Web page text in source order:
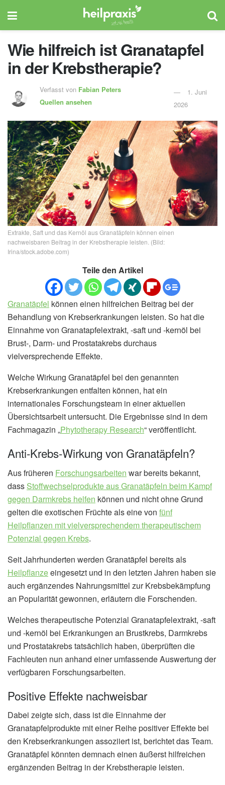
Wie hilfreich ist Granatapfel
in der Krebstherapie?
Verfasst von Fabian Peters
Quellen ansehen
1. Juni
2026
Extrakte, Saft und das Kernöl aus Granatäpfeln können einen
nachweisbaren Beitrag in der Krebstherapie leisten. (Bild:
Irina/stock.adobe.com)
Teile den Artikel
Granatäpfel können einen hilfreichen Beitrag bei der
Behandlung von Krebserkrankungen leisten. So hat die
Einnahme von Granatapfelextrakt, -saft und -kernöl bei
Brust-, Darm- und Prostatakrebs durchaus
vielversprechende Effekte.
Welche Wirkung Granatäpfel bei den genannten
Krebserkrankungen entfalten können, hat ein
internationales Forschungsteam in einer aktuellen
Übersichtsarbeit untersucht. Die Ergebnisse sind in dem
Fachmagazin „Phytotherapy Research“ veröffentlicht.
Anti-Krebs-Wirkung von Granatäpfeln?
Aus früheren Forschungsarbeiten war bereits bekannt,
dass Stoffwechselprodukte aus Granatäpfeln beim Kampf
gegen Darmkrebs helfen können und nicht ohne Grund
gelten die exotischen Früchte als eine von fünf
Heilpflanzen mit vielversprechendem therapeutischem
Potenzial gegen Krebs.
Seit Jahrhunderten werden Granatäpfel bereits als
Heilpflanzeeingesetzt und in den letzten Jahren haben sie
auch ergänzendes Nahrungsmittel zur Krebsbekämpfung
an Popularität gewonnen, erläutern die Forschenden.
Welches therapeutische Potenzial Granatapfelextrakt, -saft
und -kernöl bei Erkrankungen an Brustkrebs, Darmkrebs
und Prostatakrebs tatsächlich haben, überprüften die
Fachleuten nun anhand einer umfassende Auswertung der
verfügbaren Forschungsarbeiten.
Positive Effekte nachweisbar
Dabei zeigte sich, dass ist die Einnahme der
Granatapfelprodukte mit einer Reihe positiver Effekte bei
den Krebserkrankungen assoziiert ist, berichtet das Team.
Granatäpfel könnten demnach einen äußerst hilfreichen
ergänzenden Beitrag in der Krebstherapie leisten.